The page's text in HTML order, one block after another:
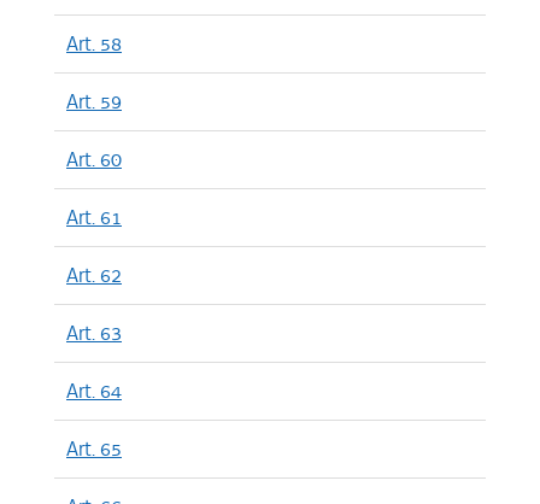
Art. 58
Art. 59
Art. 60
Art. 61
Art. 62
Art. 63
Art. 64
Art. 65